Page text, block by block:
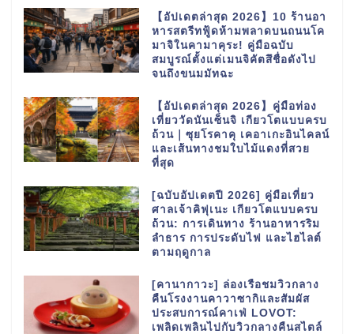
【อัปเดตล่าสุด 2026】10 ร้านอา
หารสตรีทฟู้ดห้ามพลาดบนถนนโค
มาจิในคามาคุระ! คู่มือฉบับ
สมบูรณ์ตั้งแต่เมนจิคัตสึชื่อดังไป
จนถึงขนมมัทฉะ
【อัปเดตล่าสุด 2026】คู่มือท่อง
เที่ยววัดนันเซ็นจิ เกียวโตแบบครบ
ถ้วน｜ซุยโรคาคุ เคอาเกะอินไคลน์
และเส้นทางชมใบไม้แดงที่สวย
ที่สุด
[ฉบับอัปเดตปี 2026] คู่มือเที่ยว
ศาลเจ้าคิฟุเนะ เกียวโตแบบครบ
ถ้วน: การเดินทาง ร้านอาหารริม
ลำธาร การประดับไฟ และไฮไลต์
ตามฤดูกาล
[คานากาวะ] ล่องเรือชมวิวกลาง
คืนโรงงานคาวาซากิและสัมผัส
ประสบการณ์คาเฟ่ LOVOT:
เพลิดเพลินไปกับวิวกลางคืนสไตล์